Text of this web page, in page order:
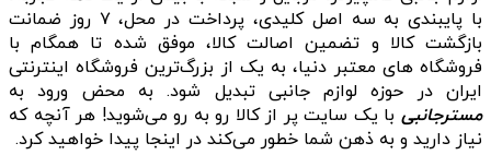
با پایبندی به سه اصل کلیدی، پرداخت در محل، ۷ روز ضمانت
بازگشت کالا و تضمین اصالت کالا، موفق شده تا همگام با
فروشگاه‌ های معتبر دنیا، به یک از بزرگ‌ترین فروشگاه اینترنتی
ایران در حوزه لوازم جانبی تبدیل شود. به محض ورود به
مسترجانبی با یک سایت پر از کالا رو به رو می‌شوید! هر آنچه که
نیاز دارید و به ذهن شما خطور می‌کند در اینجا پیدا خواهید کرد.